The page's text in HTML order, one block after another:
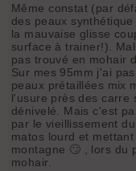
Même constat (par
des peaux
la mauvaise glisse
surface à trainer!).
pas trouvé en mohair
Sur mes 95mm j'ai
peaux prétaillées mix
l'usure près des carre
dénivelé. Mais c'est
par le vieillissement
matos lourd et
montagne 🙄 , lors du
mohair.